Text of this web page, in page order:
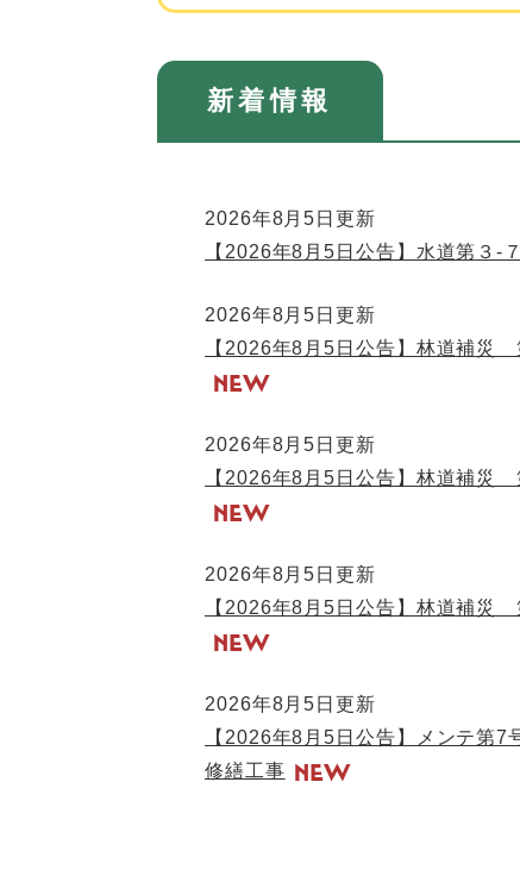
新着情報
2026年8月5日更新
【2026年8月5日公告】水道第
2026年8月5日更新
【2026年8月5日公告】林道補
2026年8月5日更新
【2026年8月5日公告】林道補
2026年8月5日更新
【2026年8月5日公告】林道補
2026年8月5日更新
【2026年8月5日公告】メンテ
修繕工事